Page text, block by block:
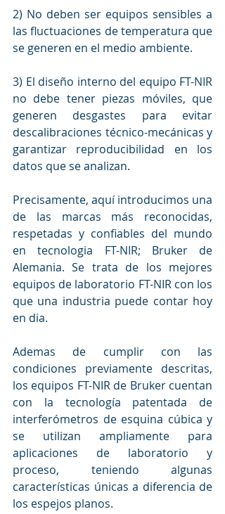
2) No deben ser equipos sensibles a
las fluctuaciones de temperatura que
se generen en el medio ambiente.
3) El diseño interno del equipo FT-NIR
no debe tener piezas móviles, que
generen desgastes para evitar
descalibraciones técnico-mecánicas y
garantizar reproducibilidad en los
datos que se analizan.
Precisamente, aquí introducimos una
de las marcas más reconocidas,
respetadas y confiables del mundo
en tecnologia FT-NIR; Bruker de
Alemania. Se trata de los mejores
equipos de laboratorio FT-NIR con los
que una industria puede contar hoy
en dia.
Ademas de cumplir con las
condiciones previamente descritas,
los equipos FT-NIR de Bruker cuentan
con la tecnología patentada de
interferómetros de esquina cúbica y
se utilizan ampliamente para
aplicaciones de laboratorio y
proceso, teniendo algunas
características únicas a diferencia de
los espejos planos.